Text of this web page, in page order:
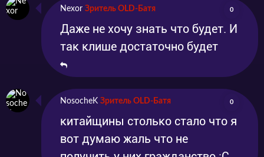
Nexor Зритель OLD-Батя 0
Даже не хочу знать что будет. И
так клише достаточно будет
NosocheK Зритель OLD-Батя 0
китайщины столько стало что я
вот думаю жаль что не